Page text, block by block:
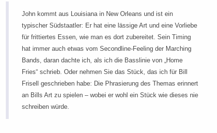
John kommt aus Louisiana in New Orleans und ist ein
typischer Südstaatler: Er hat eine lässige Art und eine Vorliebe
für frittiertes Essen, wie man es dort zubereitet. Sein Timing
hat immer auch etwas vom Secondline-Feeling der Marching
Bands, daran dachte ich, als ich die Basslinie von „Home
Fries“ schrieb. Oder nehmen Sie das Stück, das ich für Bill
Frisell geschrieben habe: Die Phrasierung des Themas erinnert
an Bills Art zu spielen – wobei er wohl ein Stück wie dieses nie
schreiben würde.